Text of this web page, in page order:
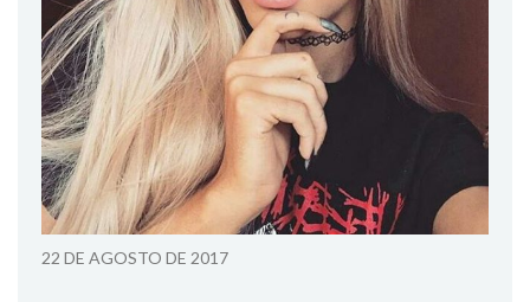
22 DE AGOSTO DE 2017